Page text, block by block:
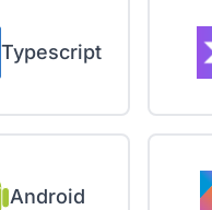
Typescript
Android